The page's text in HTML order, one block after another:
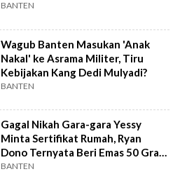
BANTEN
Wagub Banten Masukan 'Anak
Nakal' ke Asrama Militer, Tiru
Kebijakan Kang Dedi Mulyadi?
BANTEN
Gagal Nikah Gara-gara Yessy
Minta Sertifikat Rumah, Ryan
Dono Ternyata Beri Emas 50 Gram
di Luar Mas Kawin
BANTEN